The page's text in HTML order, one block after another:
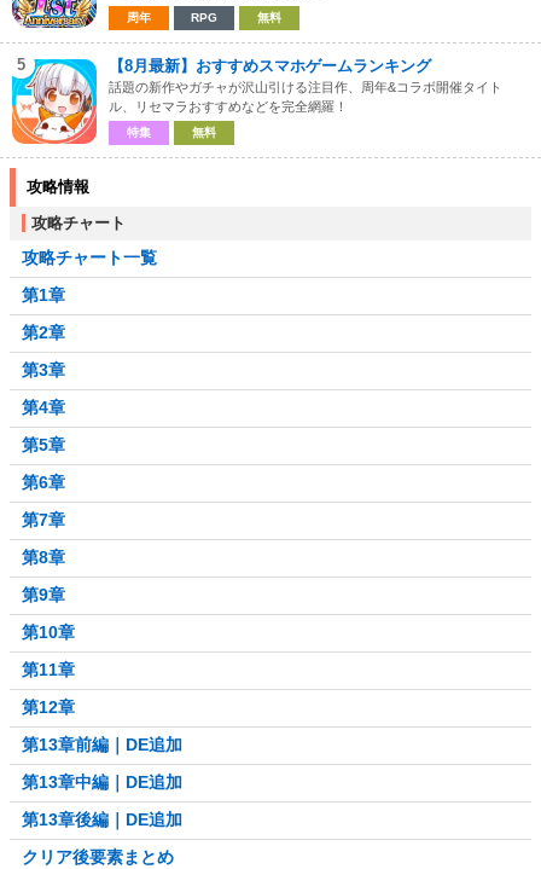
周年 RPG 無料
5 【8月最新】おすすめスマホゲームランキング
話題の新作やガチャが沢山引ける注目作、周年&コラボ開催タイト
ル、リセマラおすすめなどを完全網羅！
特集 無料
攻略情報
攻略チャート
攻略チャート一覧
第1章
第2章
第3章
第4章
第5章
第6章
第7章
第8章
第9章
第10章
第11章
第12章
第13章前編｜DE追加
第13章中編｜DE追加
第13章後編｜DE追加
クリア後要素まとめ